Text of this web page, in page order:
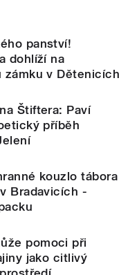
panství!
dohlíží na
v Dětenicích
Štiftera: Paví
příběh
kouzlo tábora
Bradavicích -
pomoci při
jako citlivý